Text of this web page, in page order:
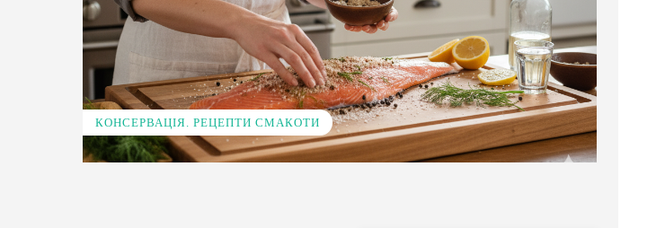
КОНСЕРВАЦІЯ. РЕЦЕПТИ СМАКОТИ